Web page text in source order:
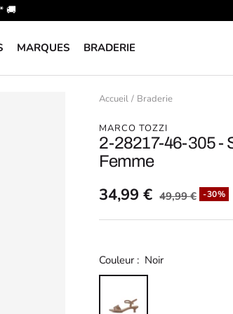
🚚​
MARQUES BRADERIE
Accueil Braderie
MARCO TOZZI
2-28217-46-305 -
Femme
34,99 € 49,99 € -30%
Couleur : Noir